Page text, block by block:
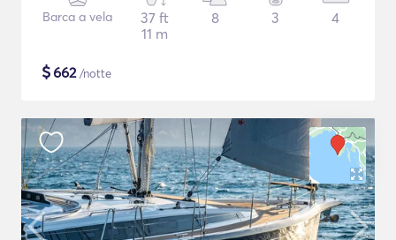
Barca a vela
37 ft
11 m
8 3 4
$662/notte